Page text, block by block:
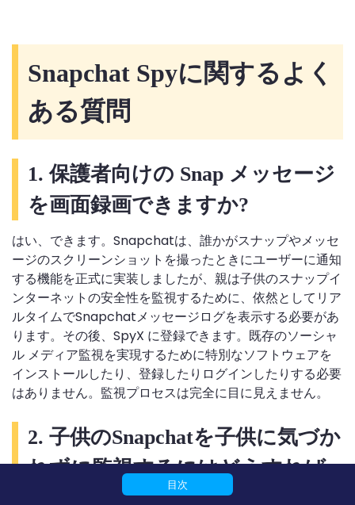
Snapchat Spyに関するよく
ある質問
1. 保護者向けの Snap メッセージ
を画面録画できますか?
はい、できます。Snapchatは、誰かがスナップやメッセ
ージのスクリーンショットを撮ったときにユーザーに通知
する機能を正式に実装しましたが、親は子供のスナップイ
ンターネットの安全性を監視するために、依然としてリア
ルタイムでSnapchatメッセージログを表示する必要があ
ります。その後、SpyX に登録できます。既存のソーシャ
ル メディア監視を実現するために特別なソフトウェアを
インストールしたり、登録したりログインしたりする必要
はありません。監視プロセスは完全に目に見えません。
2. 子供のSnapchatを子供に気づか
れずに監視するにはどうすれば
よいですか?
目次